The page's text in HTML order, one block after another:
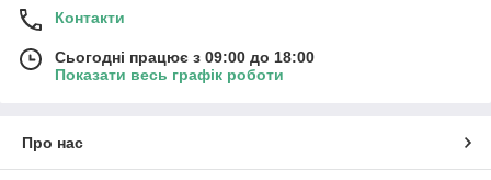
Контакти
Сьогодні працює з 09:00 до 18:00
Показати весь графік роботи
Про нас